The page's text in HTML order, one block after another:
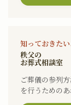
知っておきた
秩父の
お葬式相談室
ご葬儀の参列
を行うための